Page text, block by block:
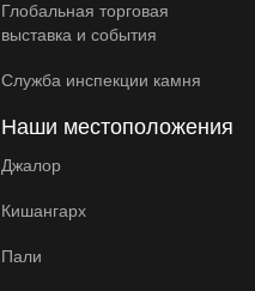
Глобальная торговая
выставка и события
Служба инспекции камня
Наши местоположения
Джалор
Кишангарх
Пали